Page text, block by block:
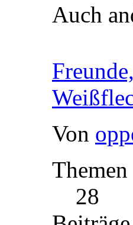
Auch
Von
Themen
28